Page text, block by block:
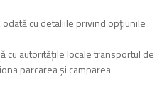
cu detaliile privind opțiunile
cu autoritățile locale transportul de
parcarea și camparea